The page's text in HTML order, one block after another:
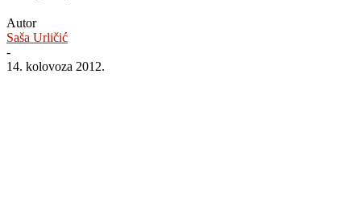
Autor
Saša Urličić
-
14. kolovoza 2012.